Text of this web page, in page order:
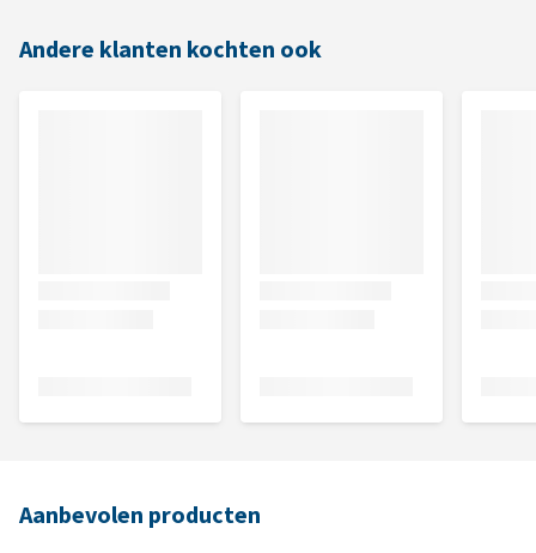
Andere klanten kochten ook
Aanbevolen producten